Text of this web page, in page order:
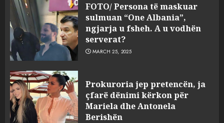
FOTO/ Persona të maskuar
sulmuan “One Albania”,
ngjarja u fsheh. A u vodhën
serverat?
MARCH 25, 2025
Prokuroria jep pretencën, ja
çfarë dënimi kërkon për
Mariela dhe Antonela
Berishën